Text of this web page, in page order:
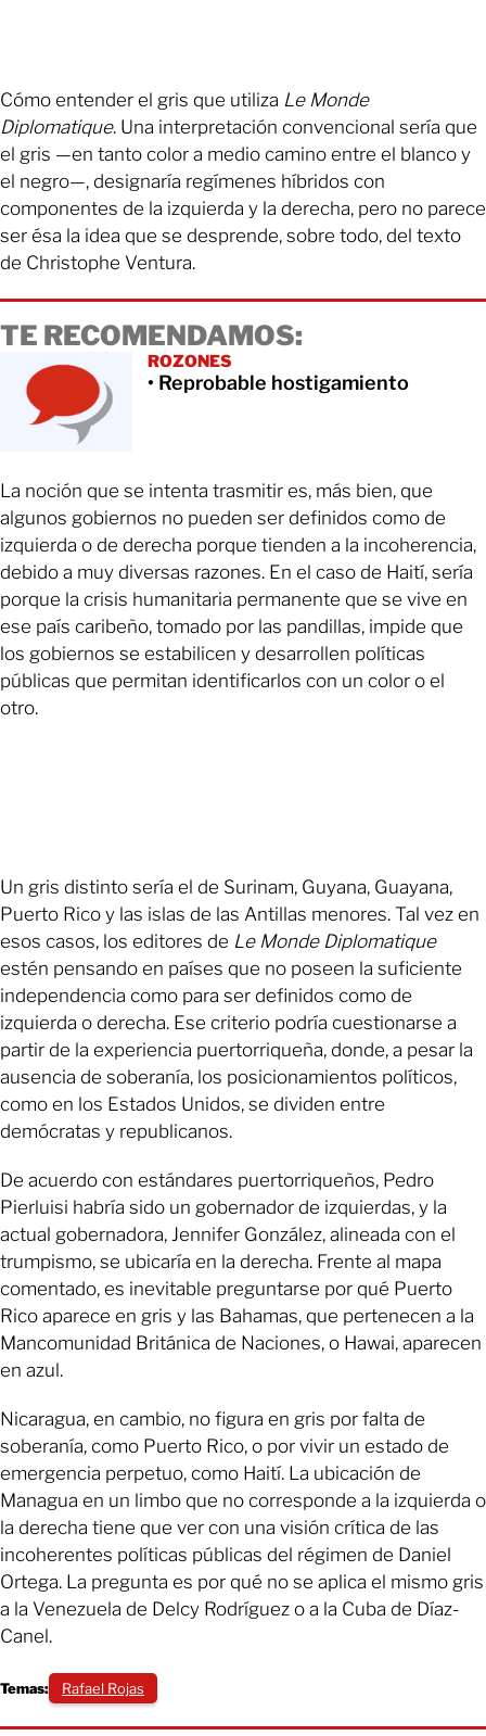
Cómo entender el gris que utiliza Le Monde
Diplomatique. Una interpretación convencional sería que
el gris —en tanto color a medio camino entre el blanco y
el negro—, designaría regímenes híbridos con
componentes de la izquierda y la derecha, pero no parece
ser ésa la idea que se desprende, sobre todo, del texto
de Christophe Ventura.
TE RECOMENDAMOS:
ROZONES
• Reprobable hostigamiento
La noción que se intenta trasmitir es, más bien, que
algunos gobiernos no pueden ser definidos como de
izquierda o de derecha porque tienden a la incoherencia,
debido a muy diversas razones. En el caso de Haití, sería
porque la crisis humanitaria permanente que se vive en
ese país caribeño, tomado por las pandillas, impide que
los gobiernos se estabilicen y desarrollen políticas
públicas que permitan identificarlos con un color o el
otro.
Un gris distinto sería el de Surinam, Guyana, Guayana,
Puerto Rico y las islas de las Antillas menores. Tal vez en
esos casos, los editores de Le Monde Diplomatique
estén pensando en países que no poseen la suficiente
independencia como para ser definidos como de
izquierda o derecha. Ese criterio podría cuestionarse a
partir de la experiencia puertorriqueña, donde, a pesar la
ausencia de soberanía, los posicionamientos políticos,
como en los Estados Unidos, se dividen entre
demócratas y republicanos.
De acuerdo con estándares puertorriqueños, Pedro
Pierluisi habría sido un gobernador de izquierdas, y la
actual gobernadora, Jennifer González, alineada con el
trumpismo, se ubicaría en la derecha. Frente al mapa
comentado, es inevitable preguntarse por qué Puerto
Rico aparece en gris y las Bahamas, que pertenecen a la
Mancomunidad Británica de Naciones, o Hawai, aparecen
en azul.
Nicaragua, en cambio, no figura en gris por falta de
soberanía, como Puerto Rico, o por vivir un estado de
emergencia perpetuo, como Haití. La ubicación de
Managua en un limbo que no corresponde a la izquierda o
la derecha tiene que ver con una visión crítica de las
incoherentes políticas públicas del régimen de Daniel
Ortega. La pregunta es por qué no se aplica el mismo gris
a la Venezuela de Delcy Rodríguez o a la Cuba de Díaz-
Canel.
Temas: Rafael Rojas